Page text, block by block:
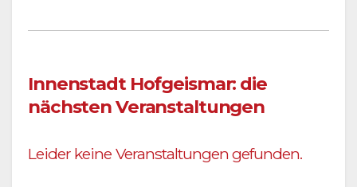
Innenstadt Hofgeismar: die
nächsten Veranstaltungen
Leider keine Veranstaltungen gefunden.